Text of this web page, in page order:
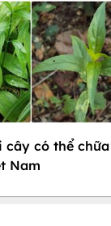
cây có thể
Nam